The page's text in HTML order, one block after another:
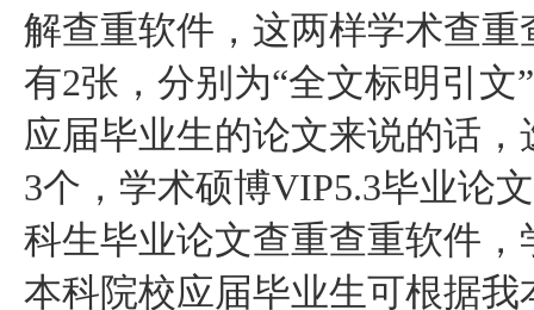
解查重软件，这两样学术查
有2张，分别为“全文标明引文
应届毕业生的论文来说的话
3个，学术硕博VIP5.3毕业论
科生毕业论文查重查重软件
本科院校应届毕业生可根据